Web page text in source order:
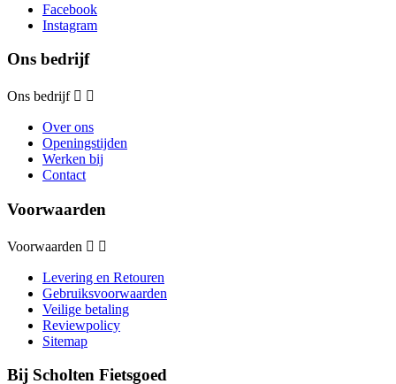
Facebook
Instagram
Ons bedrijf
Ons bedrijf  
Over ons
Openingstijden
Werken bij
Contact
Voorwaarden
Voorwaarden  
Levering en Retouren
Gebruiksvoorwaarden
Veilige betaling
Reviewpolicy
Sitemap
Bij Scholten Fietsgoed